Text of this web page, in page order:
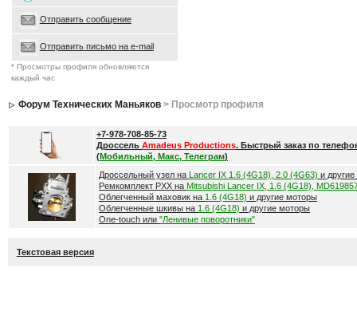
Отправить сообщение
Отправить письмо на e-mail
* Просмотры профиля обновляются
каждый час
Форум Технических Маньяков> Просмотр профиля
+7-978-708-85-73
Дроссель Amadeus Productions. Быстрый заказ по
(Мобильный, Макс, Телеграм)
Дроссельный узел на Lancer IX 1.6 (4G18), 2.0 (4G63) и
Ремкомплект РХХ на Mitsubishi Lancer IX, 1.6 (4G18),
Облегченный маховик на 1.6 (4G18) и другие моторы
Облегченные шкивы на 1.6 (4G18) и другие моторы
One-touch или "Ленивые поворотники"
Текстовая версия